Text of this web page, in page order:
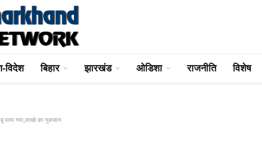
विदेश बिहार झारखंड ओडिशा राजनीति विशेष
पाया गया,लाखो का नुकसान